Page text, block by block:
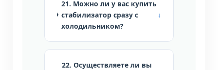
21. Можно ли у вас купить
стабилизатор сразу с
холодильником?
22. Осуществляете ли вы